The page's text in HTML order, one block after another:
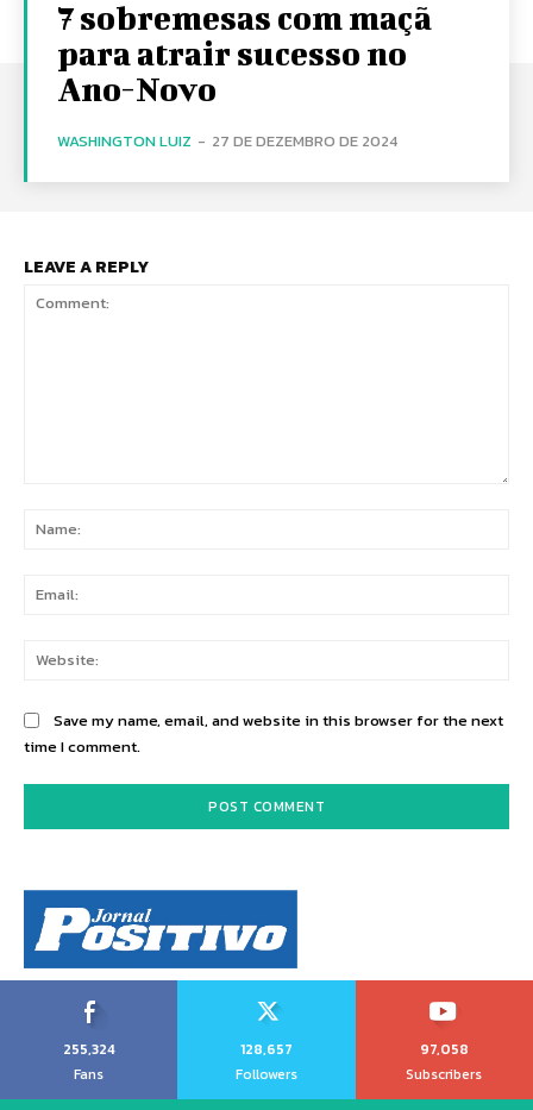
7 sobremesas com maçã
para atrair sucesso no
Ano-Novo
WASHINGTON LUIZ - 27 DE DEZEMBRO DE 2024
LEAVE A REPLY
Save my name, email, and website in this browser for the next
time I comment.
255,324
Fans
128,657
Followers
97,058
Subscribers